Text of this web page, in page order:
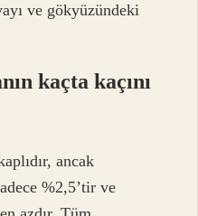
ve gökyüzündeki
kaçta kaçını
ancak
%2,5’tir ve